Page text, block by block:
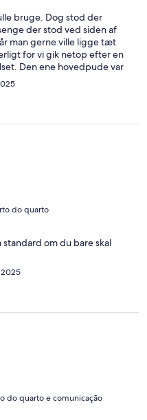
bruge. Dog stod der
der stod ved siden af
man gerne ville ligge tæt
for vi gik netop efter en
Den ene hovedpude var
betrækket af, men ellers
køkken med både ovn,
Alt i alt et dejligt sted,
do quarto
om du bare skal
do quarto e comunicação